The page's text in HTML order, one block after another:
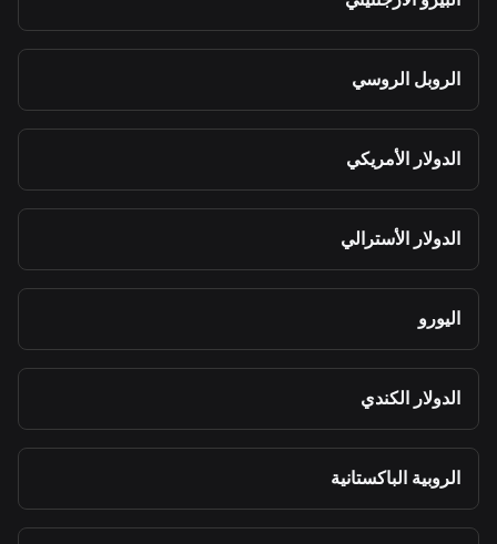
الروبل الروسي
الدولار الأمريكي
الدولار الأسترالي
اليورو
الدولار الكندي
الروبية الباكستانية